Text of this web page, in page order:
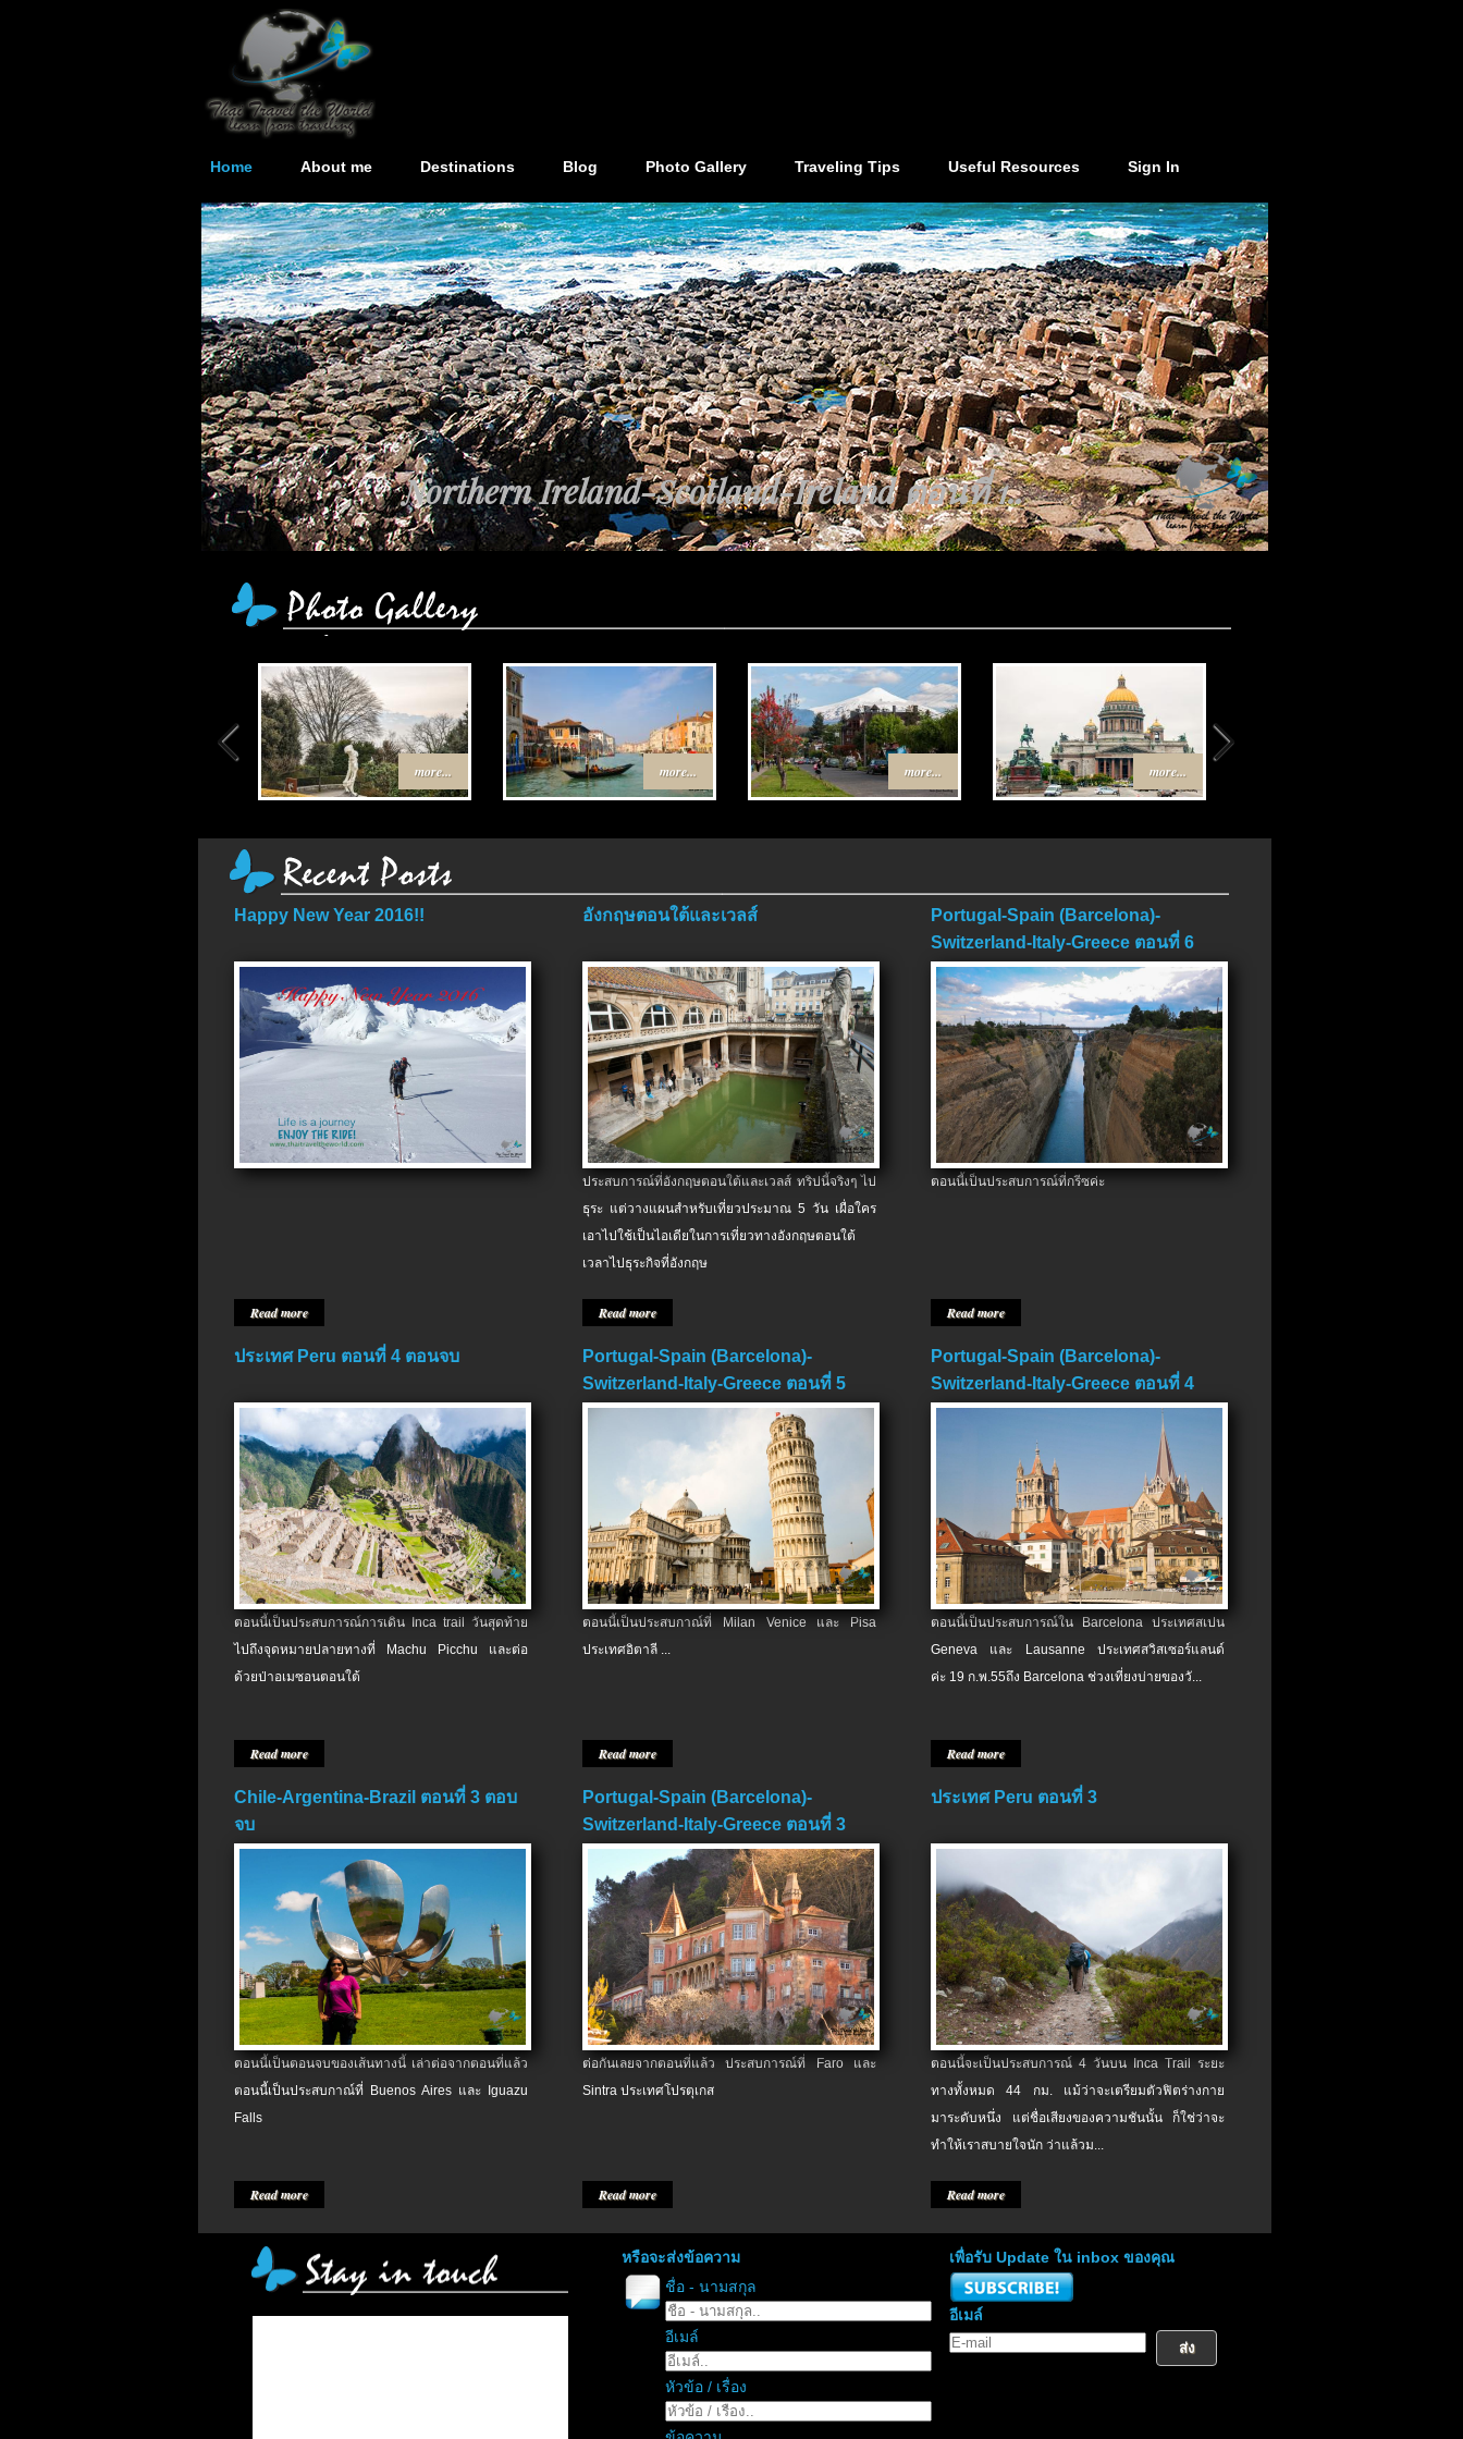
Home About me Destinations Blog Photo Gallery Traveling Tips Useful Resources Sign In
เส้นทาง Egypt-Jordan ตอนที่ 4 ตอนจบ..
more... more... more... more...
Happy New Year 2016!!
Read more
อังกฤษตอนใต้และเวลส์
ประสบการณ์ที่อังกฤษตอนใต้และเวลส์ ทริปนี้จริงๆ ไป
ธุระ แต่วางแผนสำหรับเที่ยวประมาณ 5 วัน เผื่อใคร
เอาไปใช้เป็นไอเดียในการเที่ยวทางอังกฤษตอนใต้
เวลาไปธุระกิจที่อังกฤษ
Read more
Portugal-Spain (Barcelona)-
Switzerland-Italy-Greece ตอนที่ 6
ตอนจบ
ตอนนี้เป็นประสบการณ์ที่กรีซค่ะ
Read more
ประเทศ Peru ตอนที่ 4 ตอนจบ
ตอนนี้เป็นประสบการณ์การเดิน Inca trail วันสุดท้าย
ไปถึงจุดหมายปลายทางที่ Machu Picchu และต่อ
ด้วยป่าอเมซอนตอนใต้
Read more
Portugal-Spain (Barcelona)-
Switzerland-Italy-Greece ตอนที่ 5
ตอนนี้เป็นประสบกาณ์ที่ Milan Venice และ Pisa
ประเทศอิตาลี ...
Read more
Portugal-Spain (Barcelona)-
Switzerland-Italy-Greece ตอนที่ 4
ตอนนี้เป็นประสบการณ์ใน Barcelona ประเทศสเปน
Geneva และ Lausanne ประเทศสวิสเซอร์แลนด์
ค่ะ 19 ก.พ.​55ถึง Barcelona ช่วงเที่ยงบ่ายของวั...
Read more
Chile-Argentina-Brazil ตอนที่ 3 ตอบ
จบ
ตอนนี้เป็นตอนจบของเส้นทางนี้ เล่าต่อจากตอนที่แล้ว
ตอนนี้เป็นประสบกาณ์ที่ Buenos Aires และ Iguazu
Falls
Read more
Portugal-Spain (Barcelona)-
Switzerland-Italy-Greece ตอนที่ 3
ต่อกันเลยจากตอนที่แล้ว ประสบการณ์ที่ Faro และ
Sintra ประเทศโปรตุเกส
Read more
ประเทศ Peru ตอนที่ 3
ตอนนี้จะเป็นประสบการณ์ 4 วันบน Inca Trail ระยะ
ทางทั้งหมด 44 กม. แม้ว่าจะเตรียมตัวฟิตร่างกาย
มาระดับหนึ่ง แต่ชื่อเสียงของความชันนั้น ก็ใช่ว่าจะ
ทำให้เราสบายใจนัก ว่าแล้วม...
Read more
หรือจะส่งข้อความ
ชื่อ - นามสกุล
อีเมล์
หัวข้อ / เรื่อง
เพื่อรับ Update ใน inbox ของคุณ
อีเมล์
ส่ง